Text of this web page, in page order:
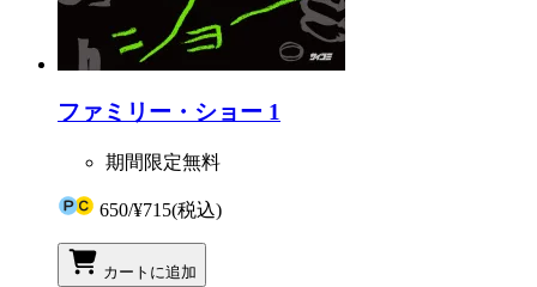
ファミリー・ショー 1
期間限定無料
650/¥715(税込)
カートに追加